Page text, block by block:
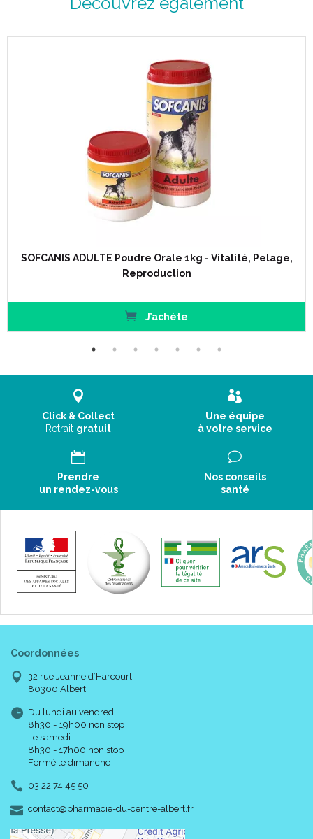
SOFCANIS ADULTE Poudre Orale 1kg - Vitalité, Pelage,
Reproduction
J’achète
Click & Collect
Retrait gratuit
Une équipe
à votre service
Prendre
un rendez-vous
Nos conseils
santé
Coordonnées
32 rue Jeanne d’Harcourt
80300 Albert
Du lundi au vendredi
8h30 - 19h00 non stop
Le samedi
8h30 - 17h00 non stop
Fermé le dimanche
03 22 74 45 50
contact-
@-
pharmacie-du-centre-albert.fr